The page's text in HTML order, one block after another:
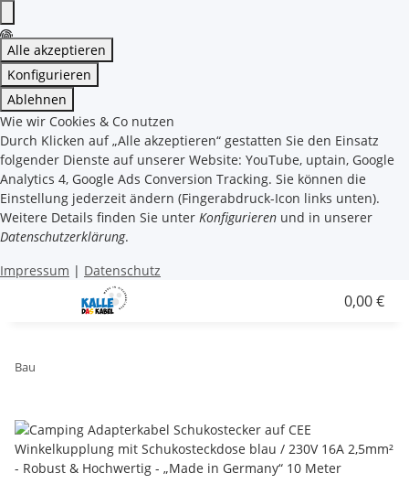
Alle akzeptieren
Konfigurieren
Ablehnen
Wie wir Cookies & Co nutzen
Durch Klicken auf „Alle akzeptieren“ gestatten Sie den Einsatz
folgender Dienste auf unserer Website: YouTube, uptain, Google
Analytics 4, Google Ads Conversion Tracking. Sie können die
Einstellung jederzeit ändern (Fingerabdruck-Icon links unten).
Weitere Details finden Sie unter Konfigurieren und in unserer
Datenschutzerklärung.
Impressum | Datenschutz
0,00 €
Bau